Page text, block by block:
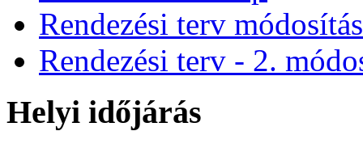
Rendezési terv
Rendezési terv - 2.
Helyi időjárás